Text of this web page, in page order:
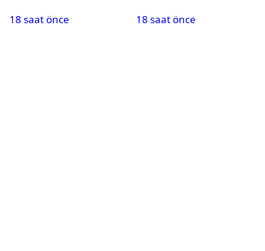
maaşı için emsal faiz
18 saat önce
değiştirdi
18 saat önce